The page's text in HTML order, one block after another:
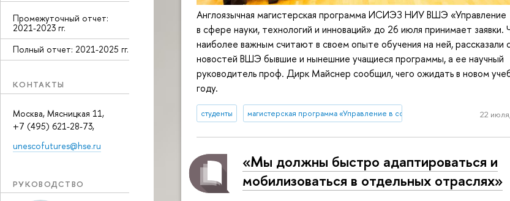
Промежуточный отчет:
2021-2023 гг.
Полный отчет: 2021-2025 гг.
КОНТАКТЫ
Москва, Мясницкая 11,
+7 (495) 621-28-73,
unescofutures@hse.ru
РУКОВОДСТВО
Англоязычная магистерская программа ИСИЭЗ НИУ ВШЭ «Управление
в сфере науки, технологий и инноваций» до 26 июля принимает заявки.
наиболее важным считают в своем опыте обучения на ней, рассказали
новостей ВШЭ бывшие и нынешние учащиеся программы, а ее научный
руководитель проф. Дирк Майснер сообщил, чего ожидать в новом
году.
студенты магистерская программа «Управление в сфере науки, технологий и
22
«Мы должны быстро адаптироваться и
мобилизоваться в отдельных отраслях»